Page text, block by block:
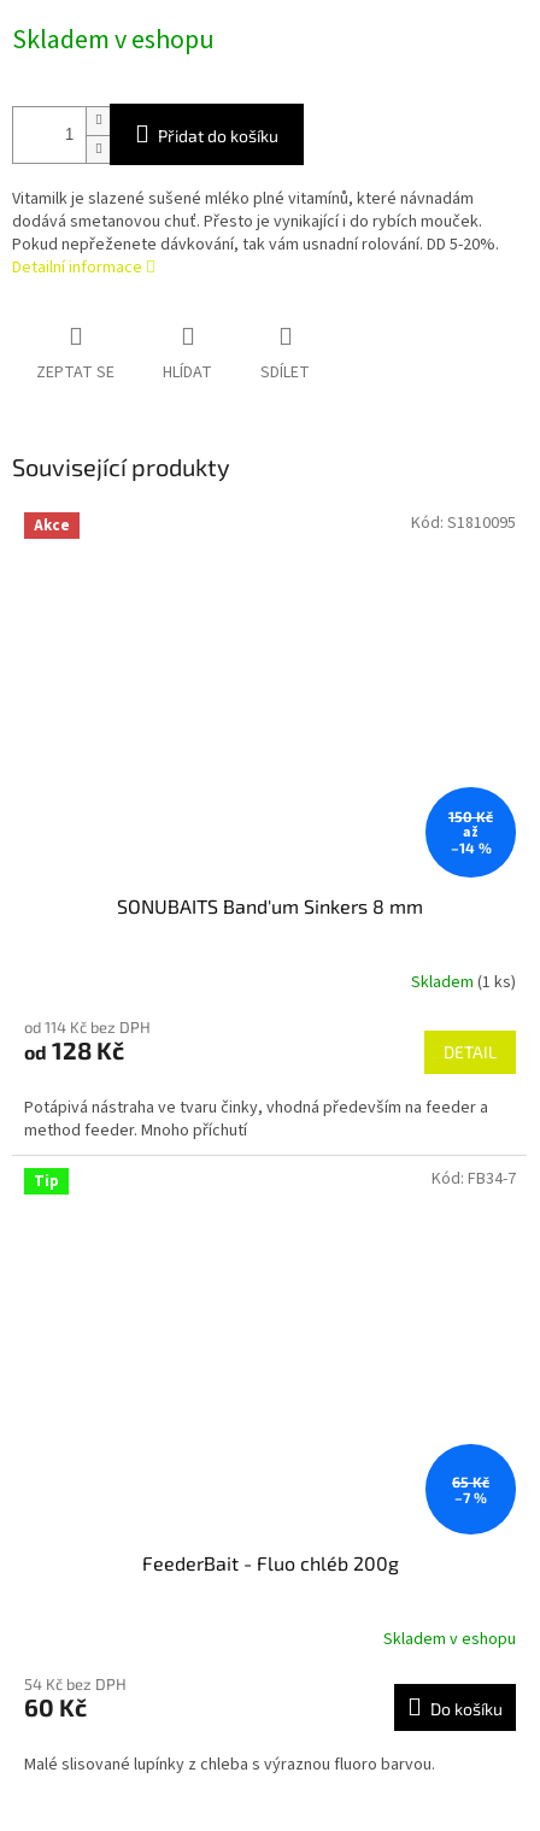
cena:
Skladem v eshopu
Přidat do košíku
Vitamilk je slazené sušené mléko plné vitamínů, které návnadám
dodává smetanovou chuť. Přesto je vynikající i do rybích mouček.
Pokud nepřeženete dávkování, tak vám usnadní rolování. DD 5-20%.
Detailní informace
ZEPTAT SE HLÍDAT SDÍLET
Související produkty
Akce
150 Kč
až
–14 %
SONUBAITS Band'um Sinkers 8 mm
Skladem (1 ks)
od 114 Kč bez DPH
od 128 Kč DETAIL
Potápivá nástraha ve tvaru činky, vhodná především na feeder a
method feeder. Mnoho příchutí
Kód: S1810095
Tip
65 Kč
–7 %
FeederBait - Fluo chléb 200g
Skladem v eshopu
54 Kč bez DPH
60 Kč Do košíku
Malé slisované lupínky z chleba s výraznou fluoro barvou.
Kód: FB34-7